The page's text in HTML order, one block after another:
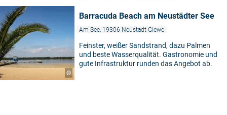
©
Barracuda Beach am Neustädter See
Am See, 19306 Neustadt-Glewe
Feinster, weißer Sandstrand, dazu Palmen
und beste Wasserqualität. Gastronomie und
gute Infrastruktur runden das Angebot ab.